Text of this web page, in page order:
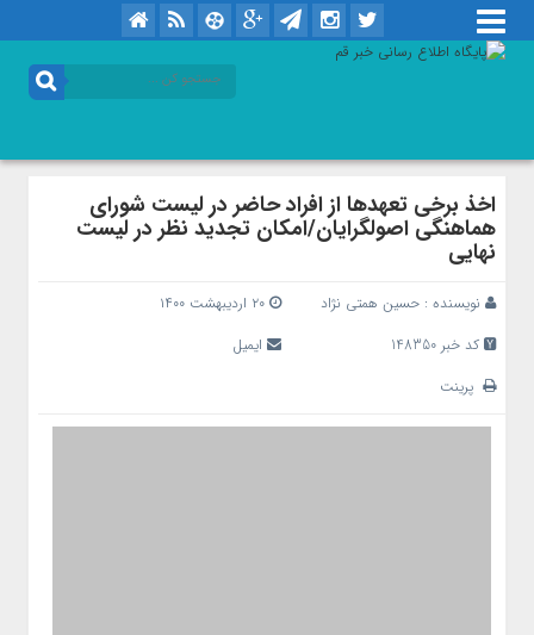
اخذ برخی تعهدها از افراد حاضر در لیست شورای
هماهنگی اصولگرایان/امکان تجدید نظر در لیست
نهایی
نویسنده : حسین همتی نژاد
۲۰ اردیبهشت ۱۴۰۰
کد خبر 148350
ایمیل
پرینت